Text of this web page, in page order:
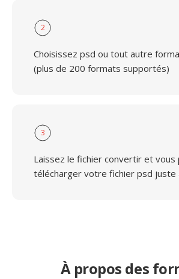
2
Choisissez psd ou tout autre
(plus de 200 formats supportés)
3
Laissez le fichier convertir et vous
télécharger votre fichier psd juste
À propos des